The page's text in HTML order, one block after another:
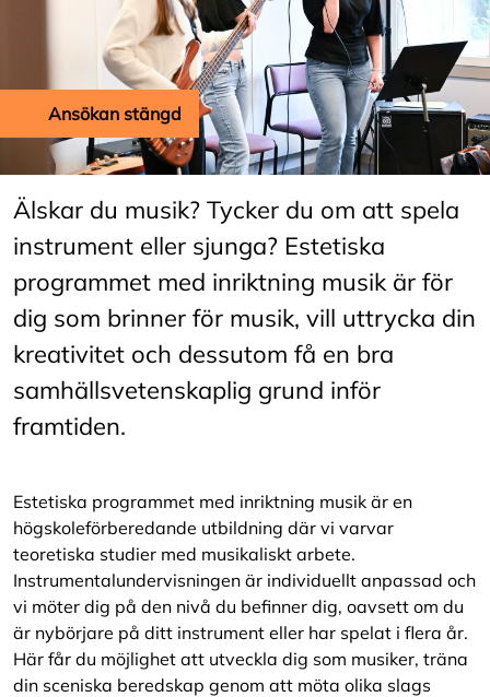
Ansökan stängd
Älskar du musik? Tycker du om att spela
instrument eller sjunga? Estetiska
programmet med inriktning musik är för
dig som brinner för musik, vill uttrycka din
kreativitet och dessutom få en bra
samhällsvetenskaplig grund inför
framtiden.
Estetiska programmet med inriktning musik är en
högskoleförberedande utbildning där vi varvar
teoretiska studier med musikaliskt arbete.
Instrumentalundervisningen är individuellt anpassad och
vi möter dig på den nivå du befinner dig, oavsett om du
är nybörjare på ditt instrument eller har spelat i flera år.
Här får du möjlighet att utveckla dig som musiker, träna
din sceniska beredskap genom att möta olika slags